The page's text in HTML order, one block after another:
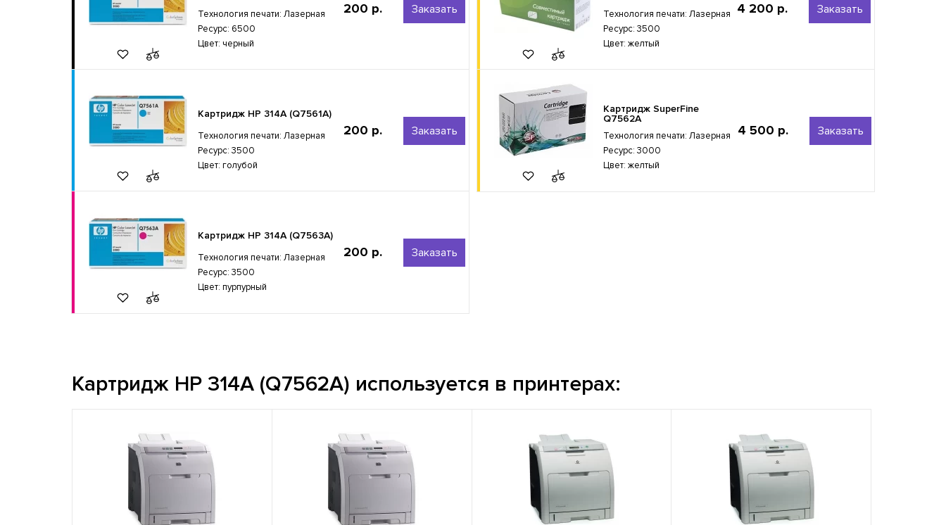
Технология печати: Лазерная
Ресурс: 6500
Цвет: черный
200 р. Заказать
Картридж HP 314A (Q7561A)
Технология печати: Лазерная
Ресурс: 3500
Цвет: голубой
200 р. Заказать
Картридж HP 314A (Q7563A)
Технология печати: Лазерная
Ресурс: 3500
Цвет: пурпурный
200 р. Заказать
Технология печати: Лазерная
Ресурс: 3500
Цвет: желтый
4 200 р. Заказать
Картридж SuperFine
Q7562A
Технология печати: Лазерная
Ресурс: 3000
Цвет: желтый
4 500 р. Заказать
Картридж HP 314A (Q7562A) используется в принтерах: